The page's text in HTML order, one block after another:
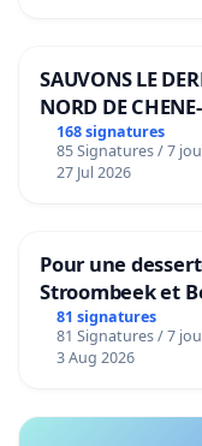
SAUVONS LE
NORD DE
168 signatures
85 Signatures / 7
27 Jul 2026
Pour une
Stroombeek et
bediening van
Voor
81 signatures
81 Signatures / 7
3 Aug 2026